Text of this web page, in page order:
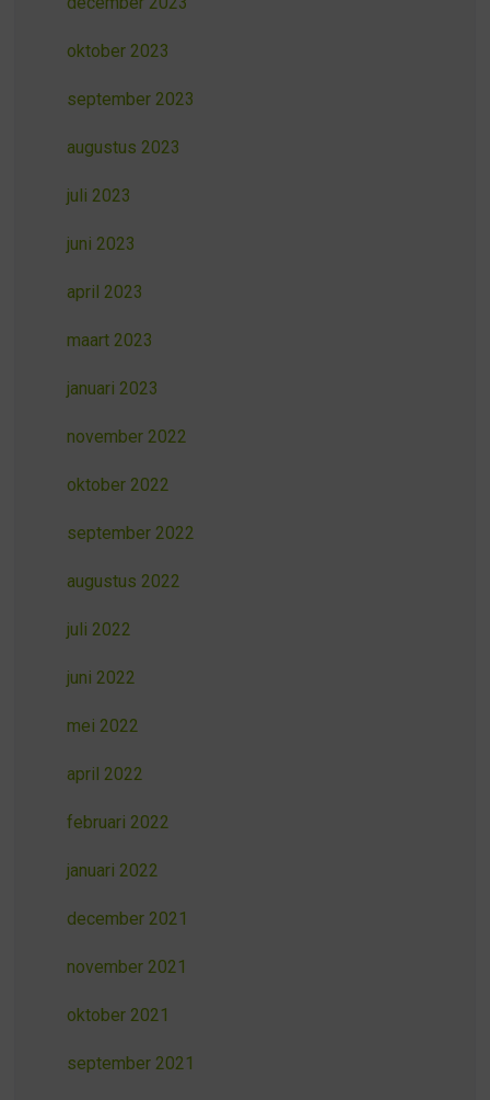
oktober 2023
september 2023
augustus 2023
juli 2023
juni 2023
april 2023
maart 2023
januari 2023
november 2022
oktober 2022
september 2022
augustus 2022
juli 2022
juni 2022
mei 2022
april 2022
februari 2022
januari 2022
december 2021
november 2021
oktober 2021
september 2021